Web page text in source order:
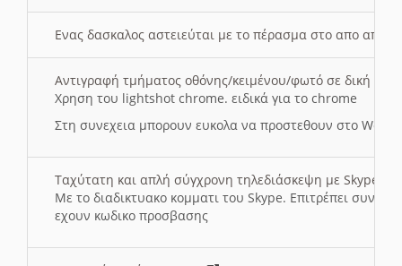
Ενας δασκαλος αστειεύται με το πέρασμα στο απο
Αντιγραφή τμήματος οθόνης/κειμένου/φωτό σε δική
Χρηση του lightshot chrome. ειδικά για το chrome
Στη συνεχεια μπορουν ευκολα να προστεθουν στο Word
Ταχύτατη και απλή σύγχρονη τηλεδιάσκεψη με Skype
Με το διαδικτυακο κομματι του Skype. Επιτρέπει
εχουν κωδικο προσβασης